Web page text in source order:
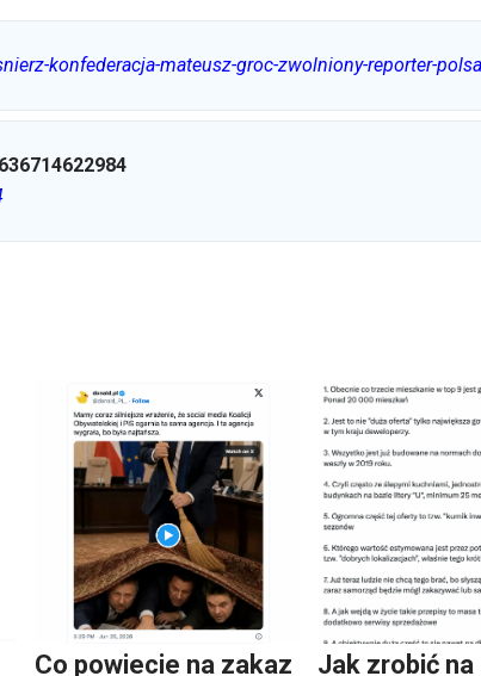
konfederacja-mateusz-groc-zwolniony-reporter-
Co powiecie na zakaz Jak zrobić na